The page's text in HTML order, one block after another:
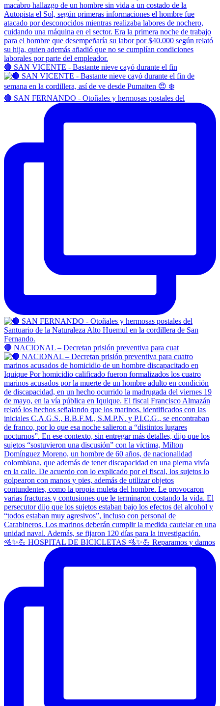
🔴 SAN VICENTE - Bastante nieve cayó durante el fin
🔴 SAN FERNANDO - Otoñales y hermosas postales del
🔴 NACIONAL – Decretan prisión preventiva para cuat
🚵✨💪 HOSPITAL DE BICICLETAS 🚵✨💪 Reparamos y damos